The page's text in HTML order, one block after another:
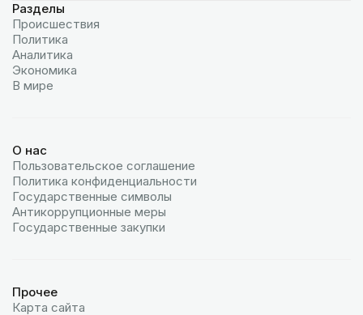
Разделы
Происшествия
Политика
Аналитика
Экономика
В мире
О нас
Пользовательское соглашение
Политика конфиденциальности
Государственные символы
Антикоррупционные меры
Государственные закупки
Прочее
Карта сайта